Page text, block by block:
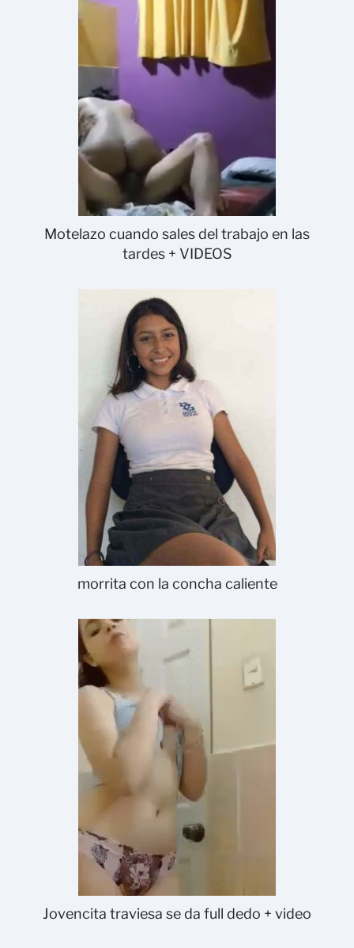
Motelazo cuando sales del trabajo en las
tardes + VIDEOS
morrita con la concha caliente
Jovencita traviesa se da full dedo + video